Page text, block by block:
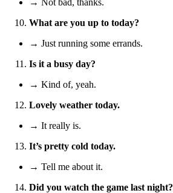
What are you up to today?
→ Just running some errands.
Is it a busy day?
→ Kind of, yeah.
Lovely weather today.
→ It really is.
It’s pretty cold today.
→ Tell me about it.
Did you watch the game last night?